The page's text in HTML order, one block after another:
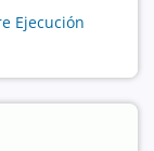
Ejecución